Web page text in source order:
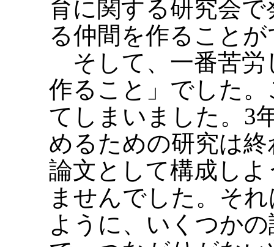
育に関する研究会
る仲間を作ること
そして、一番苦労
作ること」でした
てしまいました。3
めるための研究は
論文として構成し
ませんでした。そ
ように、いくつか